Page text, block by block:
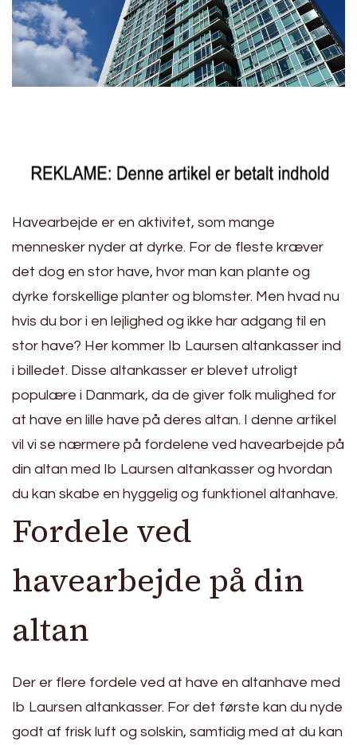
Havearbejde er en aktivitet, som mange
mennesker nyder at dyrke. For de fleste kræver
det dog en stor have, hvor man kan plante og
dyrke forskellige planter og blomster. Men hvad nu
hvis du bor i en lejlighed og ikke har adgang til en
stor have? Her kommer Ib Laursen altankasser ind
i billedet. Disse altankasser er blevet utroligt
populære i Danmark, da de giver folk mulighed for
at have en lille have på deres altan. I denne artikel
vil vi se nærmere på fordelene ved havearbejde på
din altan med Ib Laursen altankasser og hvordan
du kan skabe en hyggelig og funktionel altanhave.
Fordele ved
havearbejde på din
altan
Der er flere fordele ved at have en altanhave med
Ib Laursen altankasser. For det første kan du nyde
godt af frisk luft og solskin, samtidig med at du kan